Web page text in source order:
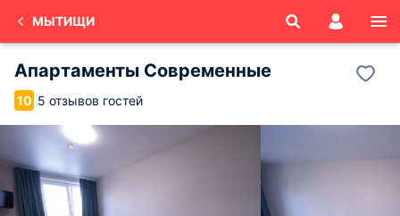
МЫТИЩИ
Апартаменты Современные
10 5 отзывов гостей